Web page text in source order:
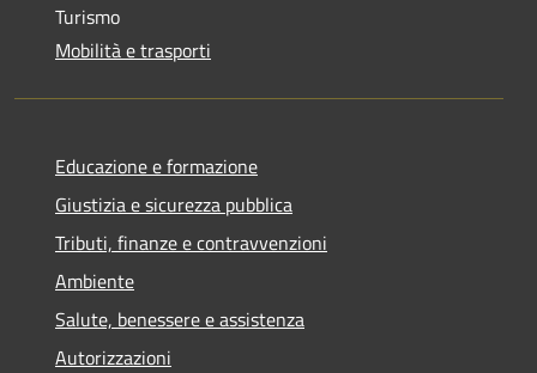
Turismo
Mobilità e trasporti
Educazione e formazione
Giustizia e sicurezza pubblica
Tributi, finanze e contravvenzioni
Ambiente
Salute, benessere e assistenza
Autorizzazioni